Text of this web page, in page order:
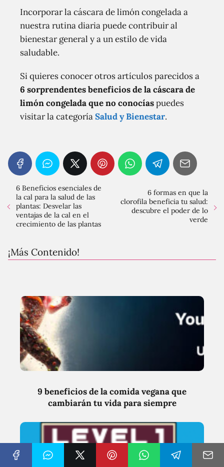
Incorporar la cáscara de limón congelada a
nuestra rutina diaria puede contribuir al
bienestar general y a un estilo de vida
saludable.
Si quieres conocer otros artículos parecidos a
6 sorprendentes beneficios de la cáscara de
limón congelada que no conocíaspuedes
visitar la categoríaSalud y Bienestar.
6 Beneficios esenciales de
la cal para la salud de las
plantas: Desvelar las
ventajas de la cal en el
crecimiento de las plantas
6 formas en que la
clorofila beneficia tu salud:
descubre el poder de lo
verde
¡Más Contenido!
9 beneficios de la comida vegana que
cambiarán tu vida para siempre